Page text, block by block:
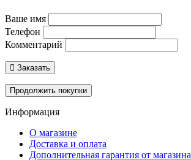
Ваше имя
Телефон
Комментарий
Заказать
Продолжить покупки
Информация
О магазине
Доставка и оплата
Дополнительная гарантия от магазина